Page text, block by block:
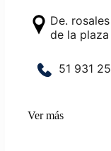
De.
de la plaza
51 931 25
Ver más